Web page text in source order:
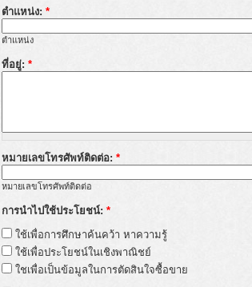
ตำแหน่ง: *
ตำแหน่ง
ที่อยู่: *
หมายเลขโทรศัพท์ติดต่อ: *
หมายเลขโทรศัพท์ติดต่อ
การนำไปใช้ประโยชน์: *
ใช้เพื่อการศึกษาค้นคว้า หาความรู้
ใช้เพื่อประโยชน์ในเชิงพาณิชย์
ใชเพื่อเป็นข้อมูลในการตัดสินใจซื้อขาย